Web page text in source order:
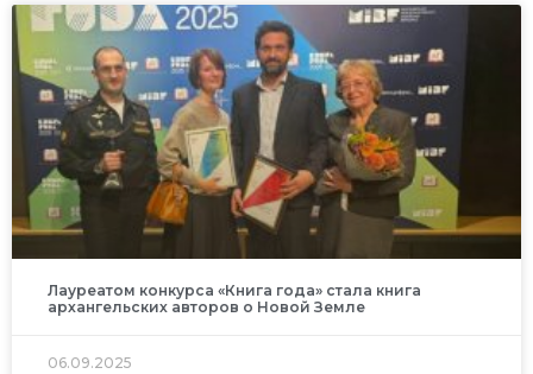
Лауреатом конкурса «Книга года» стала книга
архангельских авторов о Новой Земле
06.09.2025